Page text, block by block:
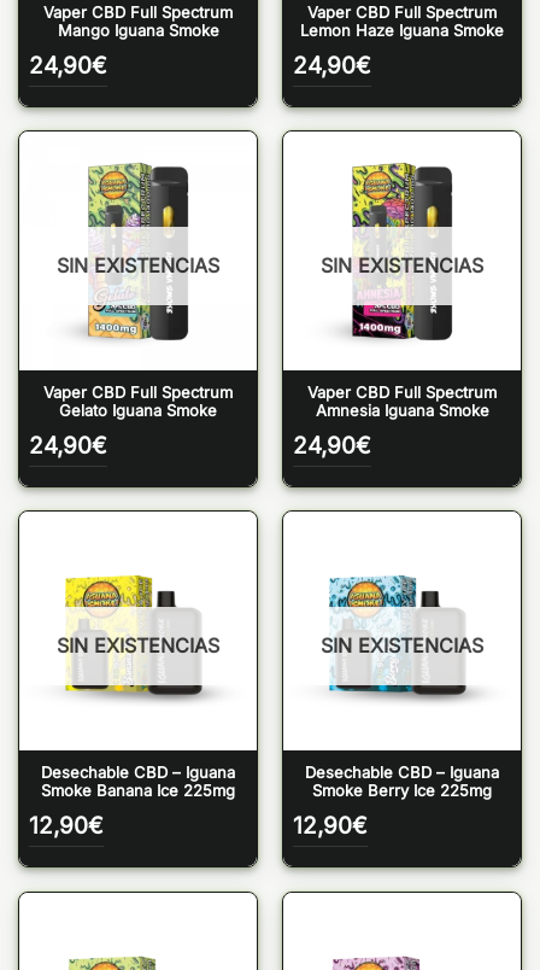
Vaper CBD Full Spectrum
Mango Iguana Smoke
24,90€
Vaper CBD Full Spectrum
Lemon Haze Iguana Smoke
24,90€
SIN EXISTENCIAS
Vaper CBD Full Spectrum
Gelato Iguana Smoke
24,90€
SIN EXISTENCIAS
Vaper CBD Full Spectrum
Amnesia Iguana Smoke
24,90€
SIN EXISTENCIAS
Desechable CBD – Iguana
Smoke Banana Ice 225mg
12,90€
SIN EXISTENCIAS
Desechable CBD – Iguana
Smoke Berry Ice 225mg
12,90€